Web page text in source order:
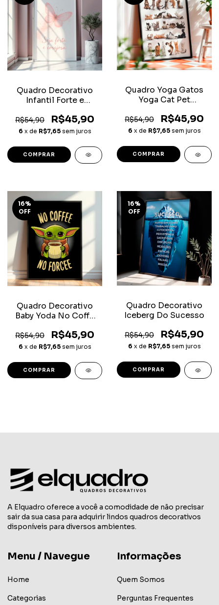
Quadro Decorativo
Infantil Forte e
R$54,90 R$45,90
6 x de R$7,65 sem juros
COMPRAR
Quadro Yoga Gatos
Yoga Cat Pet
R$54,90 R$45,90
6 x de R$7,65 sem juros
COMPRAR
16%
OFF
Quadro Decorativo
Baby Yoda No Coffe
R$54,90 R$45,90
6 x de R$7,65 sem juros
COMPRAR
16%
OFF
Quadro Decorativo
Iceberg Do Sucesso
R$54,90 R$45,90
6 x de R$7,65 sem juros
COMPRAR
A Elquadro oferece a você a comodidade de não precisar
sair da sua casa para adquirir lindos quadros decorativos
disponíveis para diversos ambientes.
Menu / Navegue
Home
Categorias
Informações
Quem Somos
Perguntas Frequentes